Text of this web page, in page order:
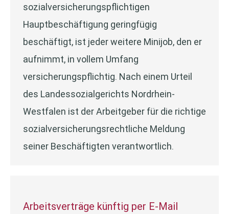
sozialversicherungspflichtigen
Hauptbeschäftigung geringfügig
beschäftigt, ist jeder weitere Minijob, den er
aufnimmt, in vollem Umfang
versicherungspflichtig. Nach einem Urteil
des Landessozialgerichts Nordrhein-
Westfalen ist der Arbeitgeber für die richtige
sozialversicherungsrechtliche Meldung
seiner Beschäftigten verantwortlich.
Arbeitsverträge künftig per E-Mail